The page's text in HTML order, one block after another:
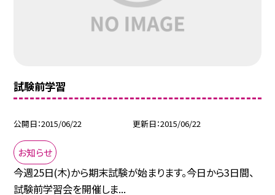
試験前学習
公開日 2015/06/22 更新日 2015/06/22
お知らせ
今週25日(木)から期末試験が始まります。今日から3日間、
試験前学習会を開催しま...